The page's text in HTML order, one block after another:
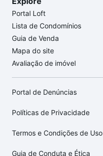
Portal Loft
Lista de Condomínios
Guia de Venda
Mapa do site
Avaliação de imóvel
Portal de Denúncias
Políticas de Privacidade
Termos e Condições de Uso
Guia de Conduta e Ética